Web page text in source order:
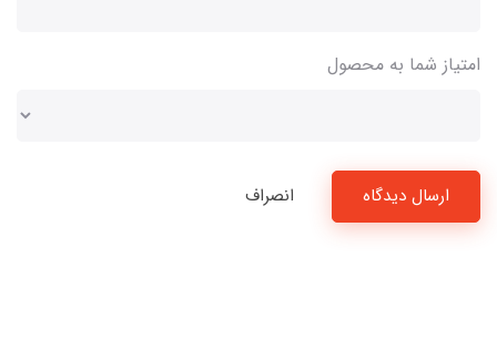
امتیاز شما به محصول
ارسال دیدگاه انصراف